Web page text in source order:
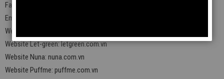
Fax: (+84)28 38440154
Email:
Website Yahon:
Website Let-green:letgreen.com.vn
Website Nuna: nuna.com.vn
Website Puffme: puffme.com.vn